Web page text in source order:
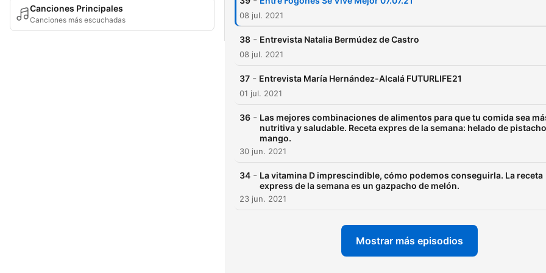
Canciones Principales
Canciones más escuchadas 08 jul. 2021
38 - Entrevista Natalia Bermúdez de Castro
08 jul. 2021
37 - Entrevista María Hernández-Alcalá FUTURLIFE21
01 jul. 2021
36 - Las mejores combinaciones de alimentos para que tu comida sea
nutritiva y saludable. Receta expres de la semana: helado de
mango.
30 jun. 2021
34 - La vitamina D imprescindible, cómo podemos conseguirla. La receta
express de la semana es un gazpacho de melón.
23 jun. 2021
Mostrar más episodios